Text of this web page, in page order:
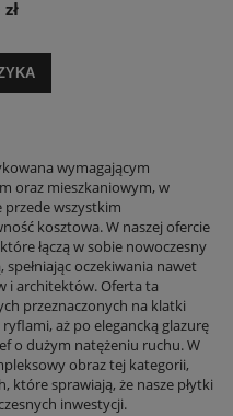
wymagającym
oraz mieszkaniowym, w
przede wszystkim
kosztowa. W naszej ofercie
łączą w sobie nowoczesny
oczekiwania nawet
i architektów. Oferta ta
przeznaczonych na klatki
aż po elegancką glazurę
o dużym natężeniu ruchu. W
obraz tej kategorii,
które sprawiają, że nasze płytki
inwestycji.